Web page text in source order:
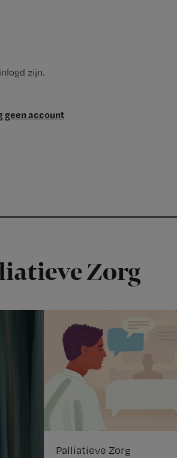
zijn.
geen account
Zorg
Palliatieve Zorg